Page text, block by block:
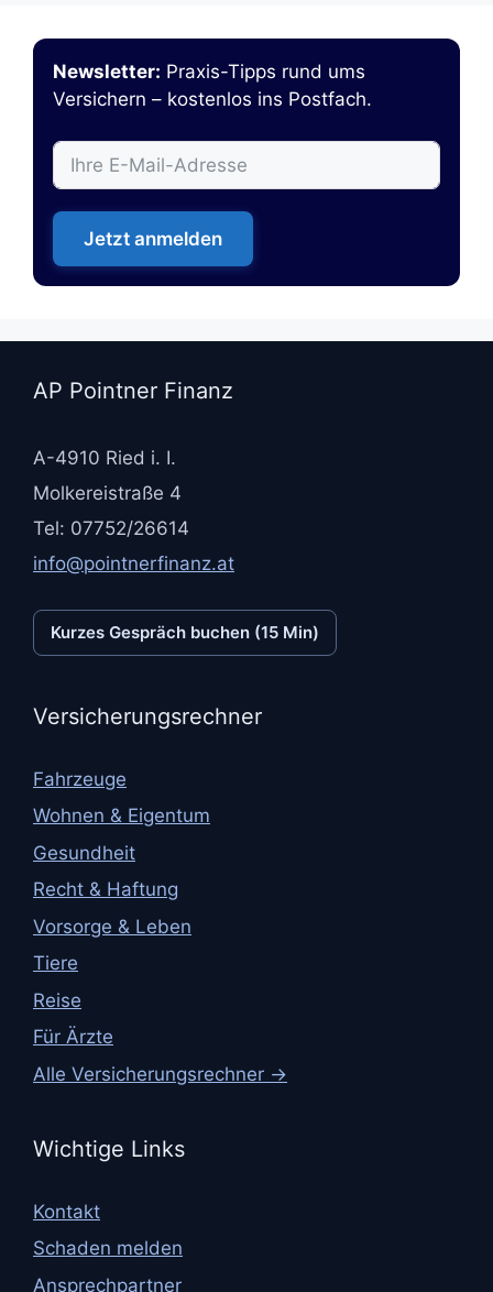
Newsletter: Praxis-Tipps rund ums
Versichern – kostenlos ins Postfach.
Jetzt anmelden
AP Pointner Finanz
A-4910 Ried i. I.
Molkereistraße 4
Tel: 07752/26614
info@pointnerfinanz.at
Kurzes Gespräch buchen (15 Min)
Versicherungsrechner
Fahrzeuge
Wohnen & Eigentum
Gesundheit
Recht & Haftung
Vorsorge & Leben
Tiere
Reise
Für Ärzte
Alle Versicherungsrechner →
Wichtige Links
Kontakt
Schaden melden
Ansprechpartner